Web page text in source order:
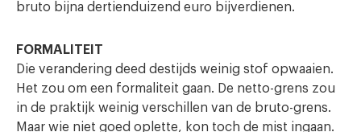
bruto bijna dertienduizend euro bijverdienen.
FORMALITEIT
Die verandering deed destijds weinig stof opwaaien.
Het zou om een formaliteit gaan. De netto-grens zou
in de praktijk weinig verschillen van de bruto-grens.
Maar wie niet goed oplette, kon toch de mist ingaan.